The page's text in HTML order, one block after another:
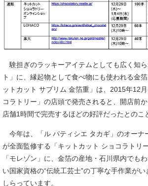
験担ぎのラッキーアイテムとしても広く知
ト」に、縁起物として食べ物にも使われる金
ットカット サブリム 金箔重」は、2015年12
コラトリー」の店頭で発売されると、開店前
店舗1時間で完売するほどの好評だったとのこ
今年は、「ル パティシエ タカギ」のオーナ
が全面監修する「キットカット ショコラトリ
「モレゾン」に、金箔の産地・石川県内でも
い国家資格の“伝統工芸士”の丁寧な手作業が
しらっています。